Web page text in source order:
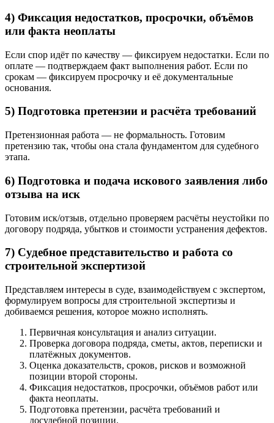
4) Фиксация недостатков, просрочки, объёмов
или факта неоплаты
Если спор идёт по качеству — фиксируем недостатки. Если по
оплате — подтверждаем факт выполнения работ. Если по
срокам — фиксируем просрочку и её документальные
основания.
5) Подготовка претензии и расчёта требований
Претензионная работа — не формальность. Готовим
претензию так, чтобы она стала фундаментом для судебного
этапа.
6) Подготовка и подача искового заявления либо
отзыва на иск
Готовим иск/отзыв, отдельно проверяем расчёты неустойки по
договору подряда, убытков и стоимости устранения дефектов.
7) Судебное представительство и работа со
строительной экспертизой
Представляем интересы в суде, взаимодействуем с экспертом,
формулируем вопросы для строительной экспертизы и
добиваемся решения, которое можно исполнять.
Первичная консультация и анализ ситуации.
Проверка договора подряда, сметы, актов, переписки и
платёжных документов.
Оценка доказательств, сроков, рисков и возможной
позиции второй стороны.
Фиксация недостатков, просрочки, объёмов работ или
факта неоплаты.
Подготовка претензии, расчёта требований и
досудебной позиции.